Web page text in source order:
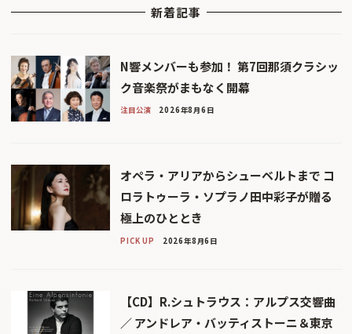
新着記事
N響メンバーも参加！ 第7回那須クラシッ
ク音楽祭がまもなく開幕
注目公演 2026年8月6日
オペラ・アリアからシューベルトまで コ
ロラトゥーラ・ソプラノ田中彩子が贈る
極上のひととき
PICK UP 2026年8月6日
【CD】R.シュトラウス：アルプス交響曲
／ アンドレア・バッティストーニ＆東京